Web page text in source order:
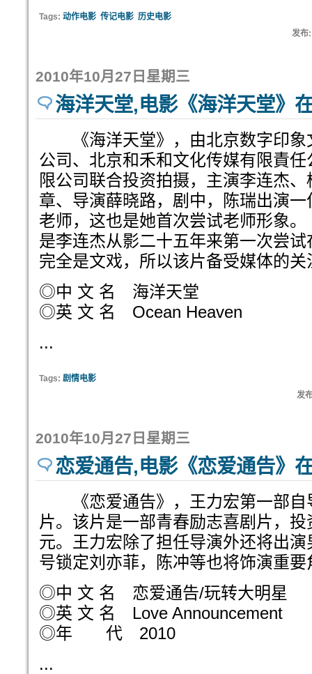
Tags: 动作电影 传记电影 历史电影
发布
2010年10月27日星期三
海洋天堂,电影《海洋天堂》
《海洋天堂》，由北京数字印象
公司、北京和禾和文化传媒有限責
限公司联合投资拍摄，主演李连杰
章、导演薛晓路，剧中，陈瑞出演
老师，这也是她首次尝试老师形象
是李连杰从影二十五年来第一次尝
完全是文戏，所以该片备受媒体的关
◎中 文 名 海洋天堂
◎英 文 名 Ocean Heaven
...
Tags: 剧情电影
发
2010年10月27日星期三
恋爱通告,电影《恋爱通告》
《恋爱通告》，王力宏第一部自
片。该片是一部青春励志喜剧片，投
元。王力宏除了担任导演外还将出
号锁定刘亦菲，陈冲等也将饰演重要
◎中 文 名 恋爱通告/玩转大明星
◎英 文 名 Love Announcement
◎年 代 2010
...